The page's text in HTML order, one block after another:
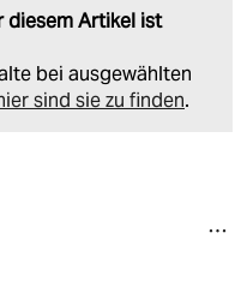
diesem Artikel ist
bei ausgewählten
sind sie zu finden.